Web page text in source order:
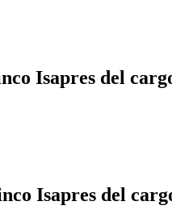
Isapres del
Isapres del